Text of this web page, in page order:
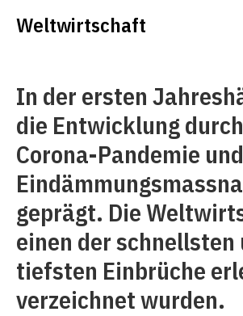
Weltwirtschaft
In der ersten
die Entwicklung
Corona-Pandemie
geprägt. Die
einen der schnellsten
tiefsten Einbrüche
verzeichnet wurden.